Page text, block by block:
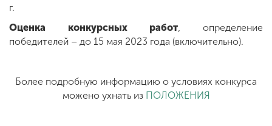
г.
Оценка конкурсных работ , определение
победителей – до 15 мая 2023 года (включительно).
Более подробную информацию о условиях конкурса
можено ухнать из ПОЛОЖЕНИЯ